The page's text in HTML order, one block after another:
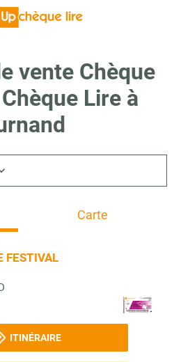
vente Chèque
Lire à
Carte
FESTIVAL
ITINÉRAIRE